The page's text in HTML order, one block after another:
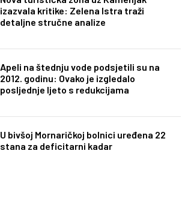
izazvala kritike: Zelena Istra traži
detaljne stručne analize
Apeli na štednju vode podsjetili su na
2012. godinu: Ovako je izgledalo
posljednje ljeto s redukcijama
U bivšoj Mornaričkoj bolnici uređena 22
stana za deficitarni kadar